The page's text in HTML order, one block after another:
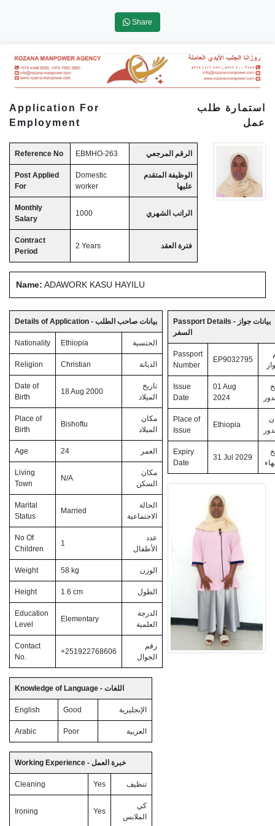
Share
Application For
Employment
استمارة طلب
عمل
Reference No EBMHO-263 الرقم المرجعي
Post Applied
For
Domestic
worker
الوظيفة المتقدم
عليها
Monthly
Salary
1000 الراتب الشهري
Contract
Period
2 Years فترة العقد
Name: ADAWORK KASU HAYILU
Details of Application - بيانات صاحب الطلب
Nationality Ethiopia الجنسية
Religion Christian الديانة
Date of
Birth
18 Aug 2000
تاريخ
الميلاد
Place of
Birth
Bishoftu
مكان
الميلاد
Age 24 العمر
Living
Town
N/A
مكان
السكن
Marital
Status
Married
الحالة
الاجتماعية
No Of
Children
1
عدد
الأطفال
Weight 58 kg الوزن
Height 1.6 cm الطول
Education
Level
Elementary
الدرجة
العلمية
Contact
No.
+251922768606
رقم
الجوال
Knowledge of Language - اللغات
English Good الإنجليزية
Arabic Poor العربية
Working Experience - خبرة العمل
Cleaning Yes تنظيف
Ironing Yes
كي
الملابس
Passport Details - بيانات جواز
السفر
Passport
Number
EP9032795
Issue
Date
01 Aug
2024
Place of
Issue
Ethiopia
Expiry
Date
31 Jul 2029